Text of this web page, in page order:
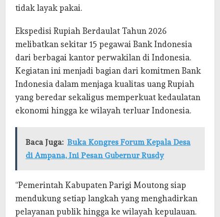
tidak layak pakai.
Ekspedisi Rupiah Berdaulat Tahun 2026
melibatkan sekitar 15 pegawai Bank Indonesia
dari berbagai kantor perwakilan di Indonesia.
Kegiatan ini menjadi bagian dari komitmen Bank
Indonesia dalam menjaga kualitas uang Rupiah
yang beredar sekaligus memperkuat kedaulatan
ekonomi hingga ke wilayah terluar Indonesia.
Baca Juga: Buka Kongres Forum Kepala Desa
di Ampana, Ini Pesan Gubernur Rusdy
“Pemerintah Kabupaten Parigi Moutong siap
mendukung setiap langkah yang menghadirkan
pelayanan publik hingga ke wilayah kepulauan.